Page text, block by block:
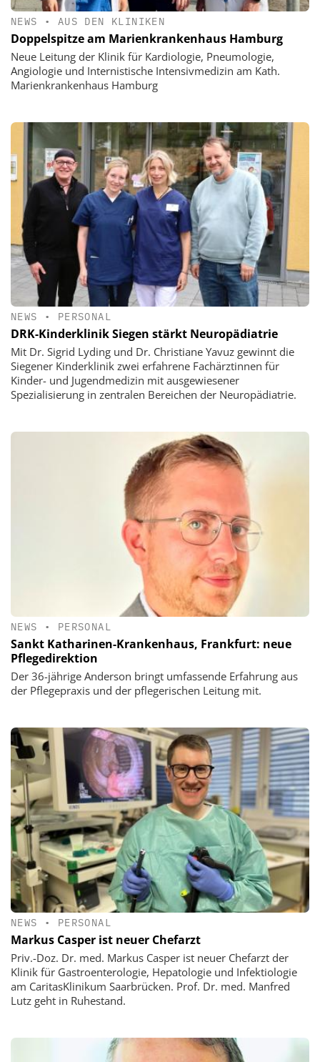
NEWS • AUS DEN KLINIKEN
Doppelspitze am Marienkrankenhaus Hamburg
Neue Leitung der Klinik für Kardiologie, Pneumologie,
Angiologie und Internistische Intensivmedizin am Kath.
Marienkrankenhaus Hamburg
NEWS • PERSONAL
DRK-Kinderklinik Siegen stärkt Neuropädiatrie
Mit Dr. Sigrid Lyding und Dr. Christiane Yavuz gewinnt die
Siegener Kinderklinik zwei erfahrene Fachärztinnen für
Kinder- und Jugendmedizin mit ausgewiesener
Spezialisierung in zentralen Bereichen der Neuropädiatrie.
NEWS • PERSONAL
Sankt Katharinen-Krankenhaus, Frankfurt: neue
Pflegedirektion
Der 36-jährige Anderson bringt umfassende Erfahrung aus
der Pflegepraxis und der pflegerischen Leitung mit.
NEWS • PERSONAL
Markus Casper ist neuer Chefarzt
Priv.-Doz. Dr. med. Markus Casper ist neuer Chefarzt der
Klinik für Gastroenterologie, Hepatologie und Infektiologie
am CaritasKlinikum Saarbrücken. Prof. Dr. med. Manfred
Lutz geht in Ruhestand.